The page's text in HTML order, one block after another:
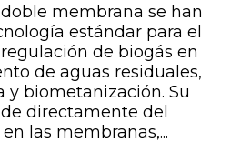
membrana se han
estándar para el
de biogás en
de aguas residuales,
y biometanización. Su
directamente del
las membranas,...